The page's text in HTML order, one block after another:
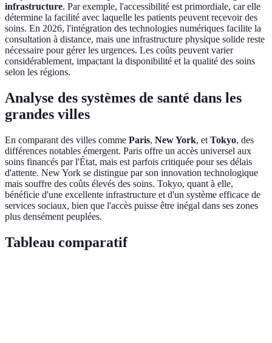
infrastructure. Par exemple, l'accessibilité est primordiale, car elle
détermine la facilité avec laquelle les patients peuvent recevoir des
soins. En 2026, l'intégration des technologies numériques facilite la
consultation à distance, mais une infrastructure physique solide reste
nécessaire pour gérer les urgences. Les coûts peuvent varier
considérablement, impactant la disponibilité et la qualité des soins
selon les régions.
Analyse des systèmes de santé dans les
grandes villes
En comparant des villes comme Paris, New York, et Tokyo, des
différences notables émergent. Paris offre un accès universel aux
soins financés par l'État, mais est parfois critiquée pour ses délais
d'attente. New York se distingue par son innovation technologique
mais souffre des coûts élevés des soins. Tokyo, quant à elle,
bénéficie d'une excellente infrastructure et d'un système efficace de
services sociaux, bien que l'accès puisse être inégal dans ses zones
plus densément peuplées.
Tableau comparatif